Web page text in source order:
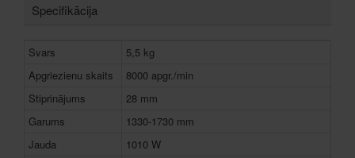
Specifikācija
Svars
5,5 kg
Apgriezienu skaits
8000 apgr./min
Stiprinājums
28 mm
Garums
1330-1730 mm
Jauda
1010 W